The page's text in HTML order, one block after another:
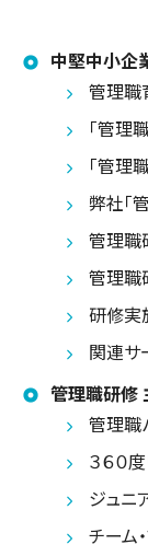
中堅中小企
管理職
「管理
「管理
弊社「
管理職
管理職
研修実
関連サ
管理職研修
管理職
３６０
ジュニ
チーム